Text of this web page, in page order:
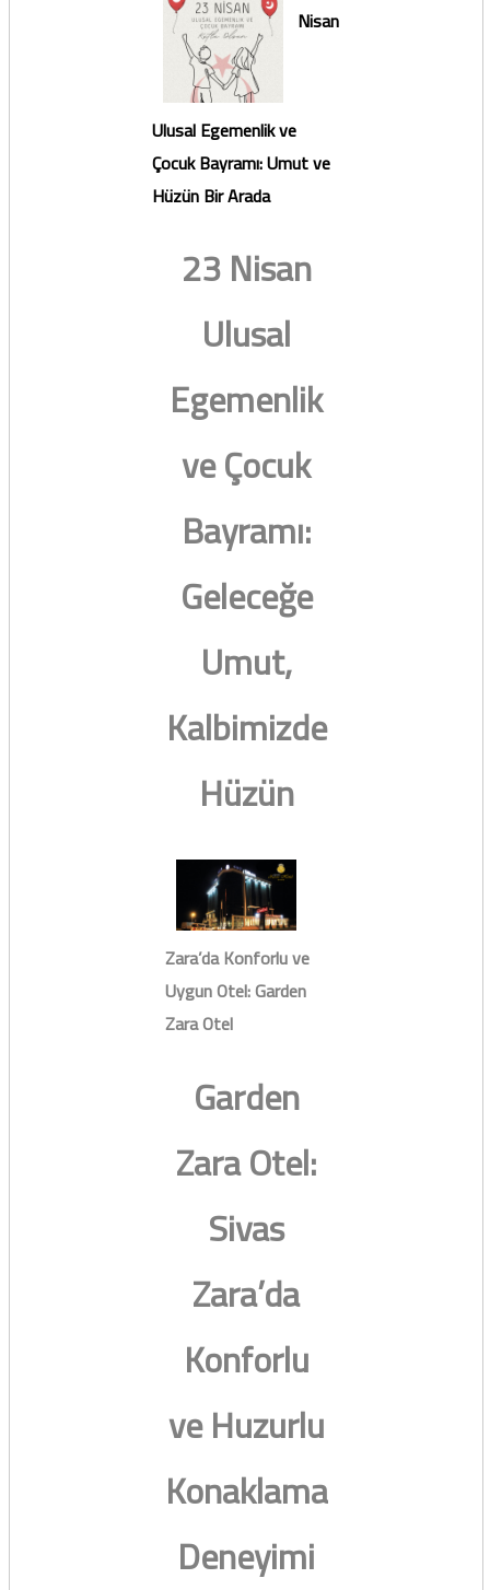
Nisan
Ulusal Egemenlik ve
Çocuk Bayramı: Umut ve
Hüzün Bir Arada
23 Nisan
Ulusal
Egemenlik
ve Çocuk
Bayramı:
Geleceğe
Umut,
Kalbimizde
Hüzün
Zara’da Konforlu ve
Uygun Otel: Garden
Zara Otel
Garden
Zara Otel:
Sivas
Zara’da
Konforlu
ve Huzurlu
Konaklama
Deneyimi